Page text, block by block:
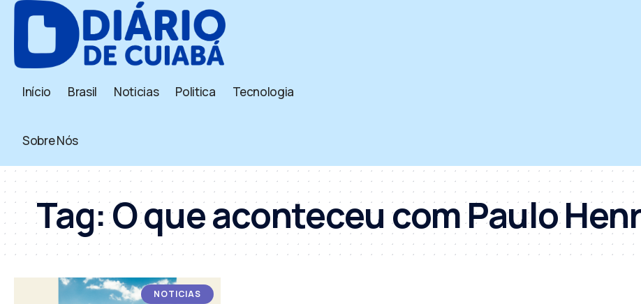
Início Brasil Noticias Politica Tecnologia
Sobre Nós
Tag:O que aconteceu com Paulo
NOTICIAS